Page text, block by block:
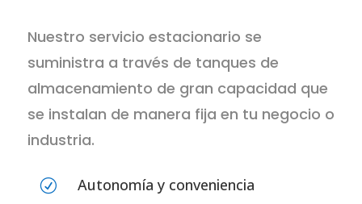
Nuestro servicio estacionario se
suministra a través de tanques de
almacenamiento de gran capacidad que
se instalan de manera fija en tu negocio o
industria.
R Autonomía y conveniencia